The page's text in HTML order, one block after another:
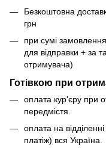
Безкоштовна
грн
при сумі
для відправки + за
отримувача)
Готівкою при
оплата кур'єру при
передмістя.
оплата на
платіж) вся Україна.